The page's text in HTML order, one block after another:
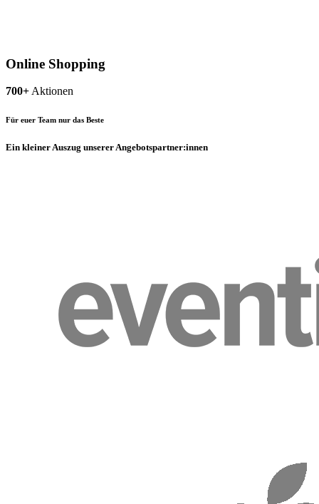
Online Shopping
700+ Aktionen
Für euer Team nur das Beste
Ein kleiner Auszug unserer Angebotspartner:innen